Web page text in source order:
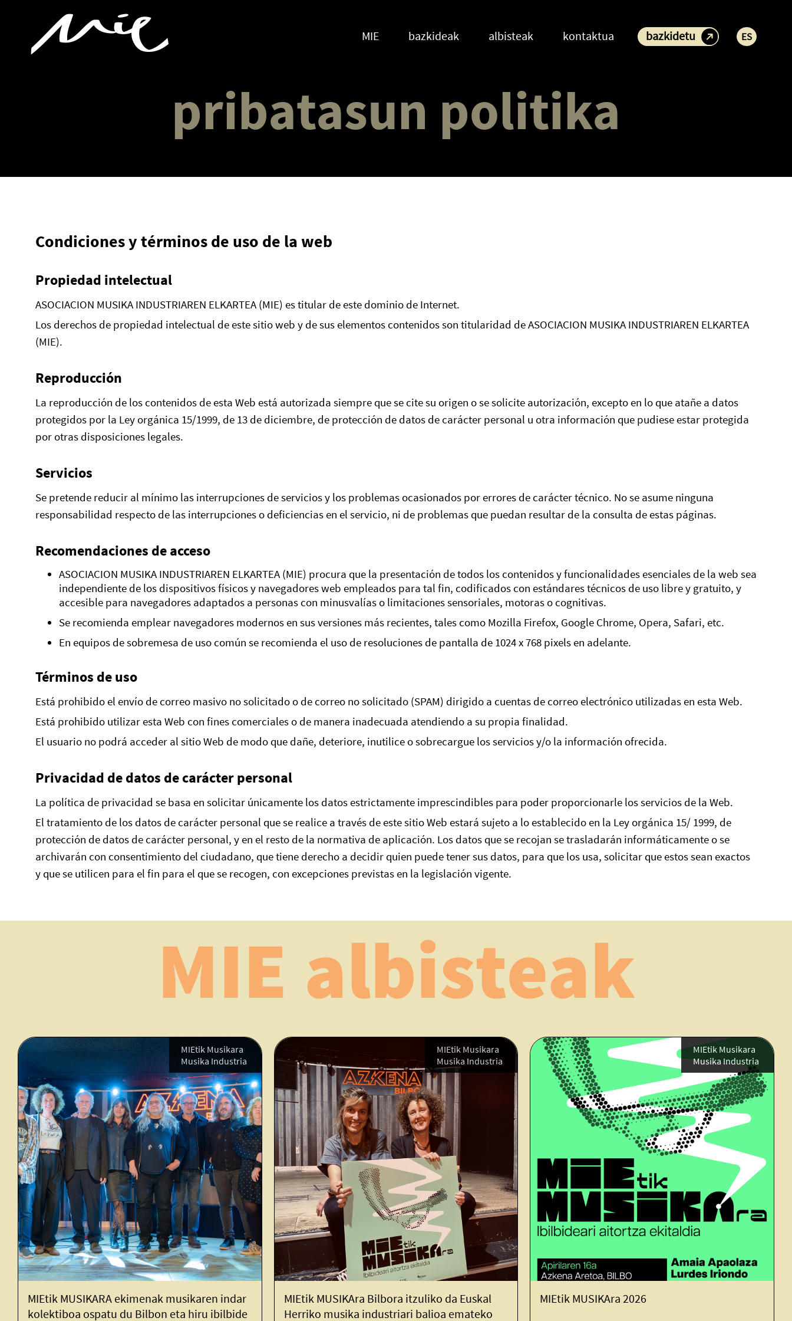
MIE bazkideak albisteak kontaktua bazkidetu ES
pribatasun politika
Condiciones y términos de uso de la web
Propiedad intelectual
ASOCIACION MUSIKA INDUSTRIAREN ELKARTEA (MIE) es titular de este dominio de Internet.
Los derechos de propiedad intelectual de este sitio web y de sus elementos contenidos son titularidad de ASOCIACION MUSIKA INDUSTRIAREN ELKARTEA
(MIE).
Reproducción
La reproducción de los contenidos de esta Web está autorizada siempre que se cite su origen o se solicite autorización, excepto en lo que atañe a datos
protegidos por la Ley orgánica 15/1999, de 13 de diciembre, de protección de datos de carácter personal u otra información que pudiese estar protegida
por otras disposiciones legales.
Servicios
Se pretende reducir al mínimo las interrupciones de servicios y los problemas ocasionados por errores de carácter técnico. No se asume ninguna
responsabilidad respecto de las interrupciones o deficiencias en el servicio, ni de problemas que puedan resultar de la consulta de estas páginas.
Recomendaciones de acceso
ASOCIACION MUSIKA INDUSTRIAREN ELKARTEA (MIE) procura que la presentación de todos los contenidos y funcionalidades esenciales de la web sea
independiente de los dispositivos físicos y navegadores web empleados para tal fin, codificados con estándares técnicos de uso libre y gratuito, y
accesible para navegadores adaptados a personas con minusvalías o limitaciones sensoriales, motoras o cognitivas.
Se recomienda emplear navegadores modernos en sus versiones más recientes, tales como Mozilla Firefox, Google Chrome, Opera, Safari, etc.
En equipos de sobremesa de uso común se recomienda el uso de resoluciones de pantalla de 1024 x 768 pixels en adelante.
Términos de uso
Está prohibido el envío de correo masivo no solicitado o de correo no solicitado (SPAM) dirigido a cuentas de correo electrónico utilizadas en esta Web.
Está prohibido utilizar esta Web con fines comerciales o de manera inadecuada atendiendo a su propia finalidad.
El usuario no podrá acceder al sitio Web de modo que dañe, deteriore, inutilice o sobrecargue los servicios y/o la información ofrecida.
Privacidad de datos de carácter personal
La política de privacidad se basa en solicitar únicamente los datos estrictamente imprescindibles para poder proporcionarle los servicios de la Web.
El tratamiento de los datos de carácter personal que se realice a través de este sitio Web estará sujeto a lo establecido en la Ley orgánica 15/ 1999, de
protección de datos de carácter personal, y en el resto de la normativa de aplicación. Los datos que se recojan se trasladarán informáticamente o se
archivarán con consentimiento del ciudadano, que tiene derecho a decidir quien puede tener sus datos, para que los usa, solicitar que estos sean exactos
y que se utilicen para el fin para el que se recogen, con excepciones previstas en la legislación vigente.
MIE albisteak
MIEtik Musikara
Musika Industria
ekimenak musikaren indar
du Bilbon eta hiru ibilbide
Musika Industria
MIEtik MUSIKAra Bilbora itzuliko da Euskal
Herriko musika industriari balioa emateko
MIEtik Musikara
Musika Industria
MIEtik MUSIKAra 2026